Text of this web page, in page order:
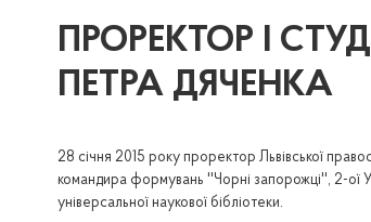
ПРОРЕКТОР І
ПЕТРА ДЯЧЕНКА
28 січня 2015 року проректор Львівської
командира формувань ''Чорні запорожці'', 2-ої
універсальної наукової бібліотеки.